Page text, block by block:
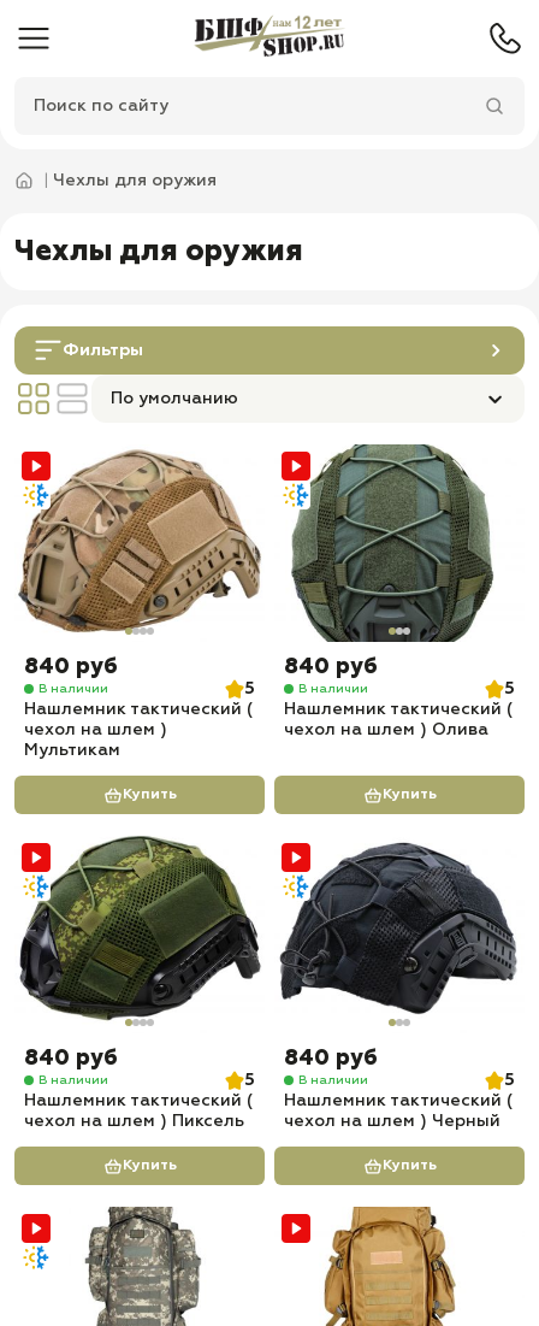
Чехлы для оружия
Чехлы для оружия
Фильтры
По умолчанию
840 руб
В наличии
5
Нашлемник тактический (
чехол на шлем )
Мультикам
Купить
840 руб
В наличии
5
Нашлемник тактический (
чехол на шлем ) Олива
Купить
840 руб
В наличии
5
Нашлемник тактический (
чехол на шлем ) Пиксель
Купить
840 руб
В наличии
5
Нашлемник тактический (
чехол на шлем ) Черный
Купить